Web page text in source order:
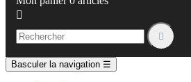


Basculer la navigation ☰